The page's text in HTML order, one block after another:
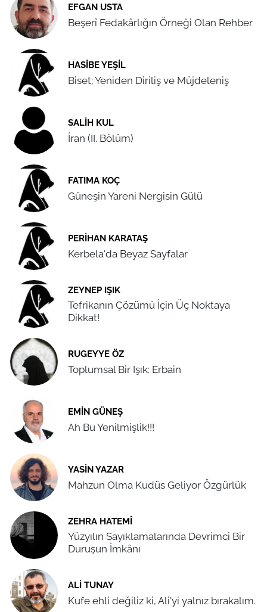
EFGAN USTA
Beşerî Fedakârlığın Örneği Olan Rehber
HASIBE YEŞIL
Biset; Yeniden Diriliş ve Müjdeleniş
SALIH KUL
İran (II. Bölüm)
FATIMA KOÇ
Güneşin Yareni Nergisin Gülü
PERIHAN KARATAŞ
Kerbela'da Beyaz Sayfalar
ZEYNEP IŞIK
Tefrikanın Çözümü İçin Üç Noktaya
Dikkat!
RUGEYYE ÖZ
Toplumsal Bir Işık: Erbain
EMIN GÜNEŞ
Ah Bu Yenilmişlik!!!
YASIN YAZAR
Mahzun Olma Kudüs Geliyor Özgürlük
ZEHRA HATEMÎ
Yüzyılın Sayıklamalarında Devrimci Bir
Duruşun İmkânı
ALI TUNAY
Kufe ehli değiliz ki, Ali'yi yalnız bırakalım.